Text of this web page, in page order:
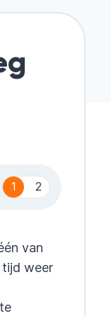
1 2
van
tijd weer